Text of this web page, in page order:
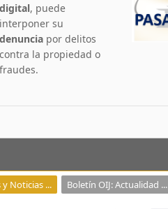
digital, puede
interponer su
denuncia por delitos
contra la propiedad o
fraudes.
y Noticias ... Boletín OIJ: Actualidad ...